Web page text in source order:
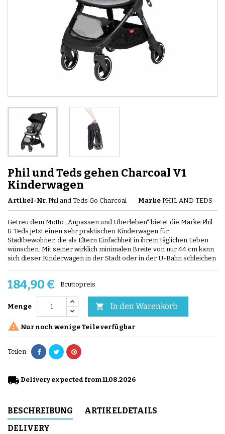
Phil und Teds gehen Charcoal V1
Kinderwagen
Artikel-Nr. Phil and Teds Go Charcoal Marke PHIL AND TEDS
Getreu dem Motto „Anpassen und Überleben“ bietet die Marke Phil
& Teds jetzt einen sehr praktischen Kinderwagen für
Stadtbewohner, die als Eltern Einfachheit in ihrem täglichen Leben
wünschen. Mit seiner wirklich minimalen Breite von nur 44 cm kann
sich dieser Kinderwagen in der Stadt oder in der U-Bahn schleichen
184,90 € Bruttopreis
Menge  In den Warenkorb
 Nur noch wenige Teile verfügbar
Teilen
local_shipping Delivery expected from 11.08.2026
BESCHREIBUNG
ARTIKELDETAILS
DELIVERY